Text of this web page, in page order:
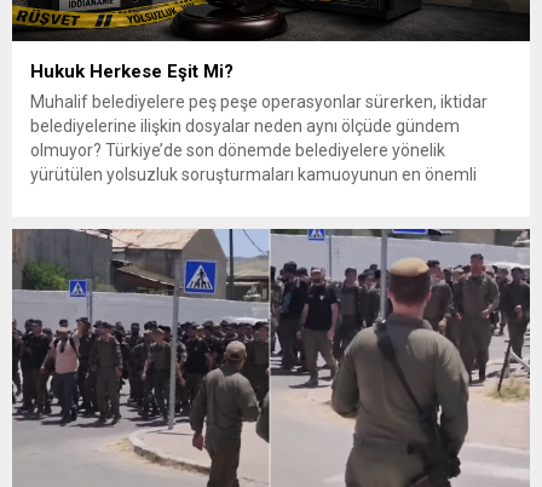
Hukuk Herkese Eşit Mi?
Muhalif belediyelere peş peşe operasyonlar sürerken, iktidar
belediyelerine ilişkin dosyalar neden aynı ölçüde gündem
olmuyor? Türkiye’de son dönemde belediyelere yönelik
yürütülen yolsuzluk soruşturmaları kamuoyunun en önemli
operasyonlar geniş medya ilgisi görürken, iktidar partisine bağlı
bazı belediyelerde geçmişte kamuoyuna...